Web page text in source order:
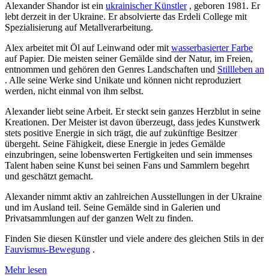
Alexander Shandor ist ein ukrainischer Künstler, geboren 1981. Er
lebt derzeit in der Ukraine. Er absolvierte das Erdeli College mit
Spezialisierung auf Metallverarbeitung.
Alex arbeitet mit Öl auf Leinwand oder mit wasserbasierter Farbe
auf Papier. Die meisten seiner Gemälde sind der Natur, im Freien,
entnommen und gehören den Genres Landschaften und Stillleben an
. Alle seine Werke sind Unikate und können nicht reproduziert
werden, nicht einmal von ihm selbst.
Alexander liebt seine Arbeit. Er steckt sein ganzes Herzblut in seine
Kreationen. Der Meister ist davon überzeugt, dass jedes Kunstwerk
stets positive Energie in sich trägt, die auf zukünftige Besitzer
übergeht. Seine Fähigkeit, diese Energie in jedes Gemälde
einzubringen, seine lobenswerten Fertigkeiten und sein immenses
Talent haben seine Kunst bei seinen Fans und Sammlern begehrt
und geschätzt gemacht.
Alexander nimmt aktiv an zahlreichen Ausstellungen in der Ukraine
und im Ausland teil. Seine Gemälde sind in Galerien und
Privatsammlungen auf der ganzen Welt zu finden.
Finden Sie diesen Künstler und viele andere des gleichen Stils in der
Fauvismus-Bewegung .
Mehr lesen